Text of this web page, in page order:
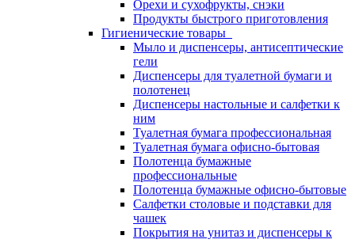
Орехи и сухофрукты, снэки
Продукты быстрого приготовления
Гигиенические товары
Мыло и диспенсеры, антисептические
гели
Диспенсеры для туалетной бумаги и
полотенец
Диспенсеры настольные и салфетки к
ним
Туалетная бумага профессиональная
Туалетная бумага офисно-бытовая
Полотенца бумажные
профессиональные
Полотенца бумажные офисно-бытовые
Салфетки столовые и подставки для
чашек
Покрытия на унитаз и диспенсеры к